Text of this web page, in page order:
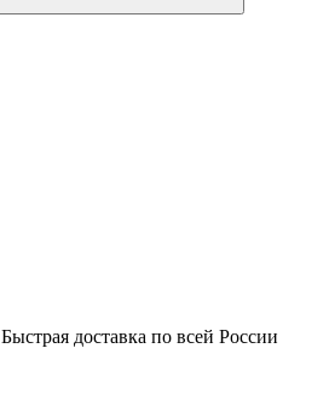
Быстрая доставка по всей России